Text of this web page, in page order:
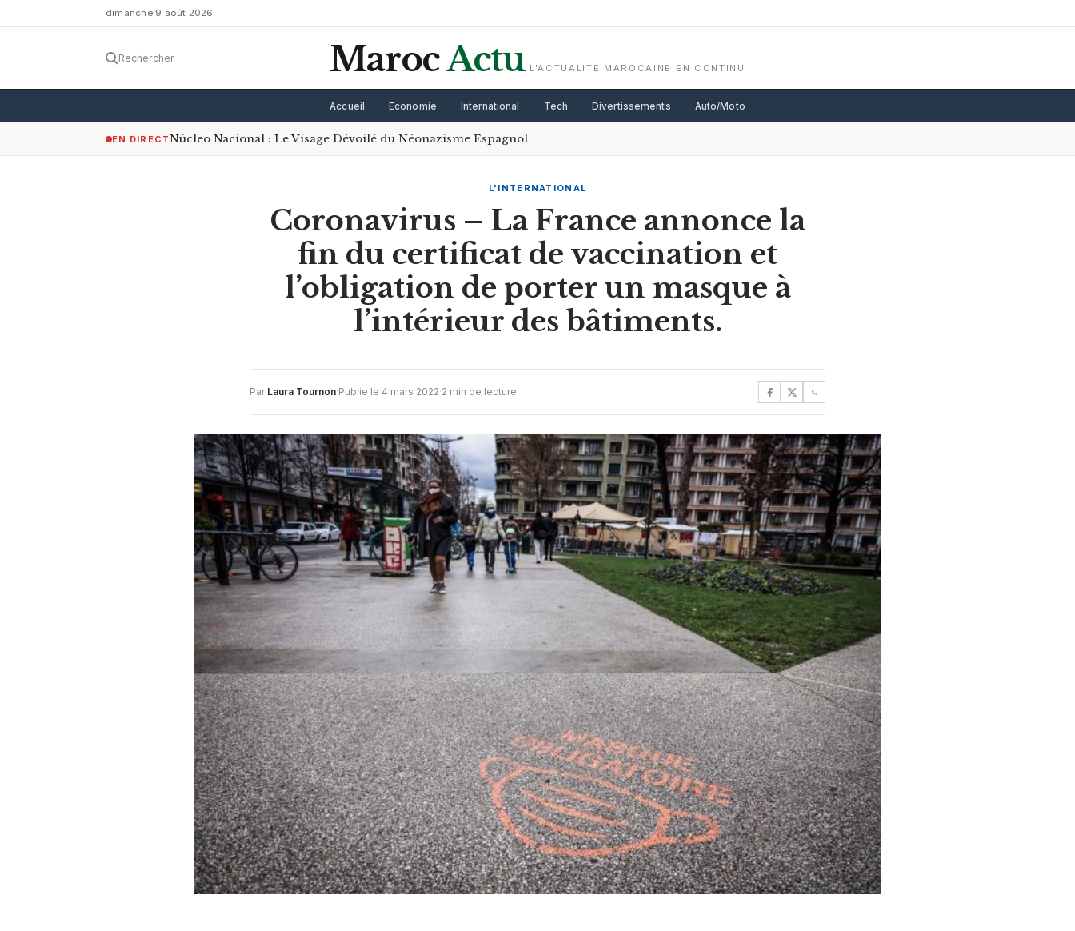
dimanche 9 août 2026
Rechercher MarocActu L'ACTUALITE MAROCAINE EN CONTINU
Accueil Economie International Tech Divertissements Auto/Moto
EN DIRECTNúcleo Nacional : Le Visage Dévoilé du Néonazisme Espagnol
L'INTERNATIONAL
Coronavirus – La France annonce la
fin du certificat de vaccination et
l’obligation de porter un masque à
l’intérieur des bâtiments.
Par Laura Tournon·Publie le 4 mars 2022·2 min de lecture